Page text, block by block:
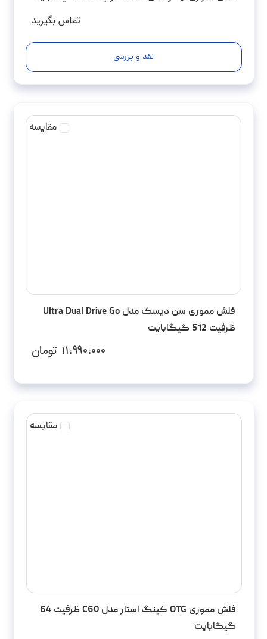
تماس بگیرید
نقد و بررسی
مقایسه
فلش مموری سن دیسک مدل Ultra Dual Drive Go
ظرفیت 512 گیگابایت
۱۱،۹۹۰،۰۰۰ تومان
مقایسه
فلش مموری OTG کینگ استار مدل C60 ظرفیت 64
گیگابایت